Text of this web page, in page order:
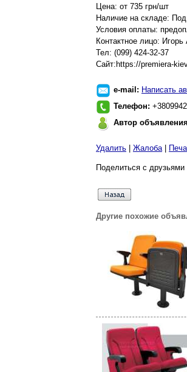
Цена: от 735 грн/шт
Наличие на складе: Под
Условия оплаты:
Контактное лицо:
Тел: (099) 424-32-37
Сайт:https://premiera-
e-mail: Написать
Телефон:
Автор
Удалить Жалоба|
Поделиться с
Другие похожие